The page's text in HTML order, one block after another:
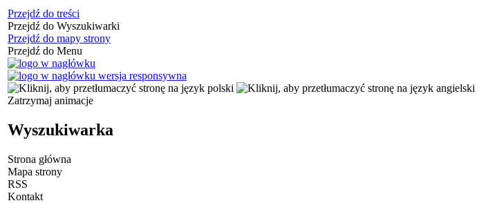
Przejdź do treści
Przejdź do Wyszukiwarki
Przejdź do mapy strony
Przejdź do Menu
Zatrzymaj animacje
Wyszukiwarka
Strona główna
Mapa strony
RSS
Kontakt